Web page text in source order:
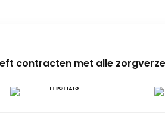
contracten met alle